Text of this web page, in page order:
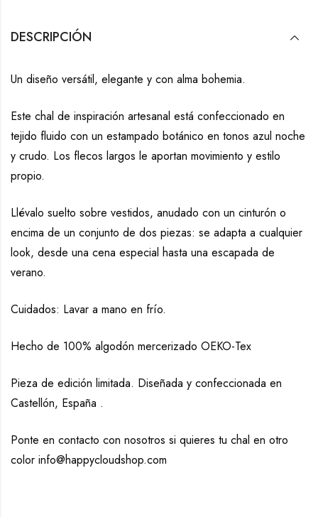
DESCRIPCIÓN
Un diseño versátil, elegante y con alma bohemia.
Este chal de inspiración artesanal está confeccionado en
tejido fluido con un estampado botánico en tonos azul noche
y crudo. Los flecos largos le aportan movimiento y estilo
propio.
Llévalo suelto sobre vestidos, anudado con un cinturón o
encima de un conjunto de dos piezas: se adapta a cualquier
look, desde una cena especial hasta una escapada de
verano.
Cuidados: Lavar a mano en frío.
Hecho de 100% algodón mercerizado OEKO-Tex
Pieza de edición limitada. Diseñada y confeccionada en
Castellón, España .
Ponte en contacto con nosotros si quieres tu chal en otro
color info@happycloudshop.com